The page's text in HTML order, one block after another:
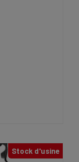
Stock d'usine